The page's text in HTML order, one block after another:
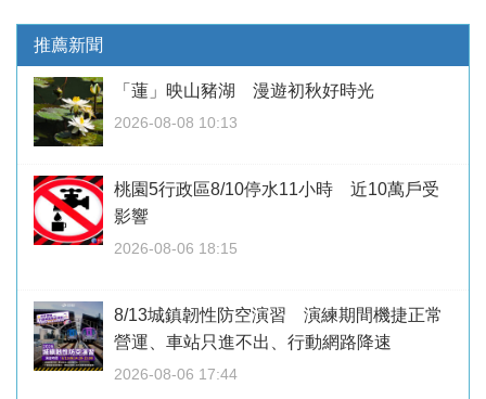
推薦新聞
「蓮」映山豬湖 漫遊初秋好時光
2026-08-08 10:13
桃園5行政區8/10停水11小時 近10萬戶受
影響
2026-08-06 18:15
8/13城鎮韌性防空演習 演練期間機捷正常
營運、車站只進不出、行動網路降速
2026-08-06 17:44